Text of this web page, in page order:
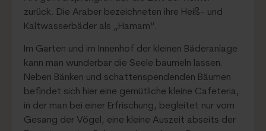
zurück. Die Araber bezeichneten ihre Heiß- und
Kaltwasserbäder als „Hamam“.
Im Garten und im Innenhof der kleinen Bäderanlage
kann man wunderbar die Seele baumeln lassen.
Neben Bänken und schattenspendenden Bäumen
befindet sich hier eine gemütliche kleine Cafeteria,
in der man bei einer Erfrischung, begleitet nur vom
Gesang der Vögel, eine kleine Auszeit abseits der